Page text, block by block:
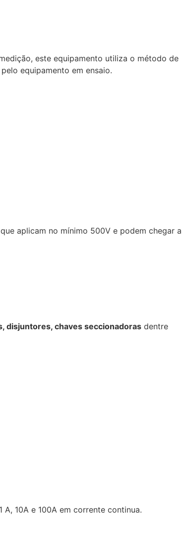
este equipamento utiliza o método de
equipamento em ensaio.
que aplicam no mínimo 500V e podem chegar a
disjuntores, chaves seccionadoras dentre
10A e 100A em corrente continua.